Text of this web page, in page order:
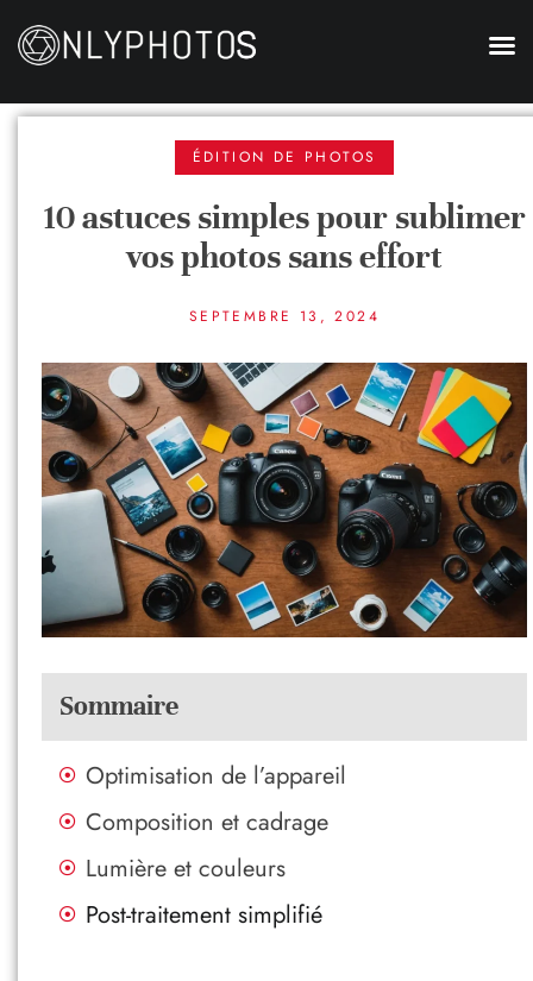
ÉDITION DE PHOTOS
10 astuces simples pour sublimer
vos photos sans effort
SEPTEMBRE 13, 2024
Sommaire
Optimisation de l’appareil
Composition et cadrage
Lumière et couleurs
Post-traitement simplifié